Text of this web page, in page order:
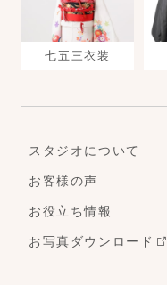
七五三衣装
スタジオについて
お客様の声
お役立ち情報
お写真ダウンロード